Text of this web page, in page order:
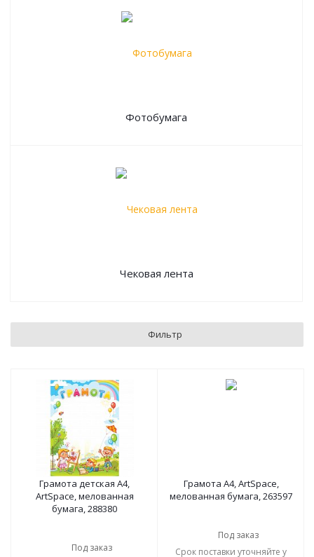
Фотобумага
Чековая лента
Фильтр
Грамота детская А4,
ArtSpace, мелованная
бумага, 288380
Под заказ
Грамота А4, ArtSpace,
мелованная бумага, 263597
Под заказ
Срок поставки уточняйте у